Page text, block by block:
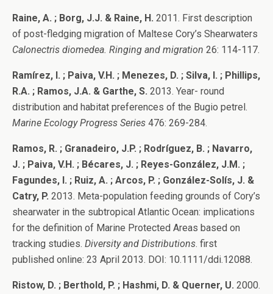
Raine, A. ; Borg, J.J. & Raine, H. 2011. First description
of post-fledging migration of Maltese Cory’s Shearwaters
Calonectris diomedea. Ringing and migration 26: 114-117.
Ramírez, I. ; Paiva, V.H. ; Menezes, D. ; Silva, I. ; Phillips,
R.A. ; Ramos, J.A. & Garthe, S. 2013. Year- round
distribution and habitat preferences of the Bugio petrel.
Marine Ecology Progress Series 476: 269-284.
Ramos, R. ; Granadeiro, J.P. ; Rodríguez, B. ; Navarro,
J. ; Paiva, V.H. ; Bécares, J. ; Reyes-González, J.M. ;
Fagundes, I. ; Ruiz, A. ; Arcos, P. ; González-Solís, J. &
Catry, P. 2013. Meta-population feeding grounds of Cory’s
shearwater in the subtropical Atlantic Ocean: implications
for the definition of Marine Protected Areas based on
tracking studies. Diversity and Distributions. first
published online: 23 April 2013. DOI: 10.1111/ddi.12088.
Ristow, D. ; Berthold, P. ; Hashmi, D. & Querner, U. 2000.